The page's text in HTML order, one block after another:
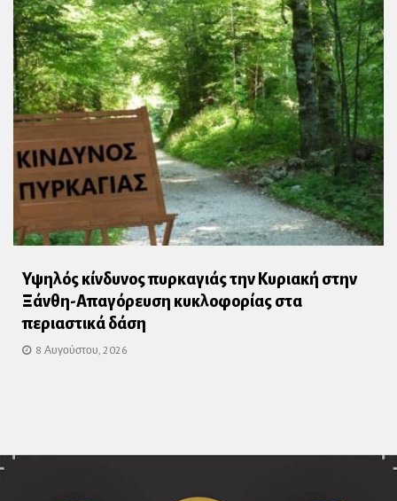
Υψηλός κίνδυνος πυρκαγιάς την Κυριακή στην
Ξάνθη-Απαγόρευση κυκλοφορίας στα
περιαστικά δάση
8 Αυγούστου, 2026